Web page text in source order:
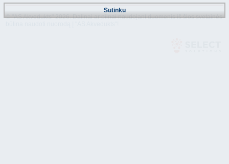
© "AS Akvedukts" 2026. Dalinai ar pilnai naudojant duomenis iš šios svetainės
Sutinku